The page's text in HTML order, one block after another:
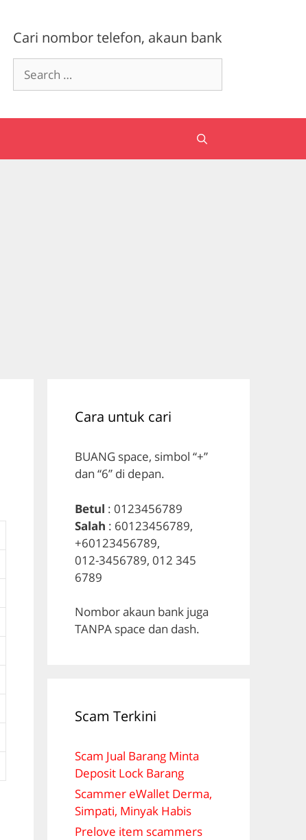
Cari nombor telefon, akaun bank
Search
for:
Cara untuk cari
BUANG space, simbol “+”
dan “6” di depan.
Betul : 0123456789
Salah : 60123456789,
+60123456789,
012-3456789, 012 345
6789
Nombor akaun bank juga
TANPA space dan dash.
Scam Terkini
Scam Jual Barang Minta
Deposit Lock Barang
Scammer eWallet Derma,
Simpati, Minyak Habis
Prelove item scammers